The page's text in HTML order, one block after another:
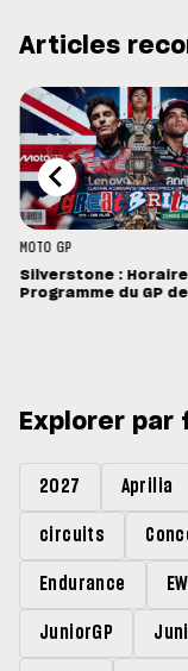
Articles
MOTO GP
Silverstone :
Programme du GP de
Explorer par
2027 Aprilia
circuits
Endurance
JuniorGP